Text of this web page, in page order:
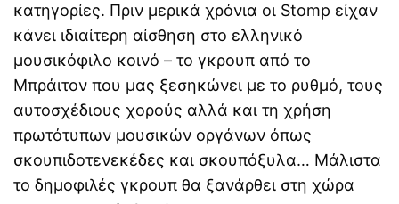
κατηγορίες. Πριν μερικά χρόνια οι Stomp είχαν
κάνει ιδιαίτερη αίσθηση στο ελληνικό
μουσικόφιλο κοινό – το γκρουπ από το
Μπράιτον που μας ξεσηκώνει με το ρυθμό, τους
αυτοσχέδιους χορούς αλλά και τη χρήση
πρωτότυπων μουσικών οργάνων όπως
σκουπιδοτενεκέδες και σκουπόξυλα… Μάλιστα
το δημοφιλές γκρουπ θα ξανάρθει στη χώρα